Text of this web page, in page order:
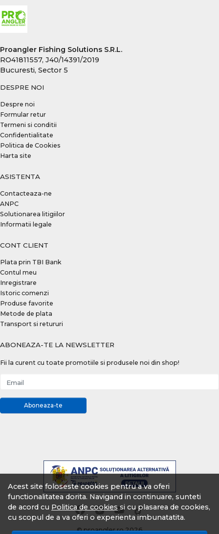
Acest site foloseste cookies pentru a va oferi
functionalitatea dorita. Navigand in continuare, sunteti
de acord cu Politica de cookiessi cu plasarea de cookies,
cu scopul de a va oferi o experienta imbunatatita.
Proangler Fishing Solutions S.R.L.
RO41811557, J40/14391/2019
Bucuresti, Sector 5
DESPRE NOI
Despre noi
Formular retur
Termeni si conditii
Confidentialitate
Politica de Cookies
Harta site
ASISTENTA
Contacteaza-ne
ANPC
Solutionarea litigiilor
Informatii legale
CONT CLIENT
Plata prin TBI Bank
Contul meu
Inregistrare
Istoric comenzi
Produse favorite
Metode de plata
Transport si retururi
ABONEAZA-TE LA NEWSLETTER
Fii la curent cu toate promotiile si produsele noi din shop!
Email
Aboneaza-te
© proangler.ro 2026